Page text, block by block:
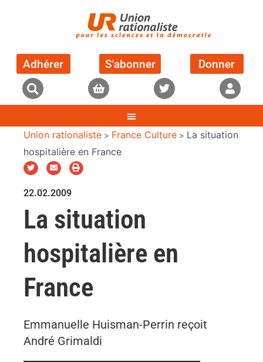
Adhérer S'abonner Donner
Union rationaliste > France Culture > La situation
hospitalière en France
22.02.2009
La situation
hospitalière en
France
Emmanuelle Huisman-Perrin reçoit
André Grimaldi